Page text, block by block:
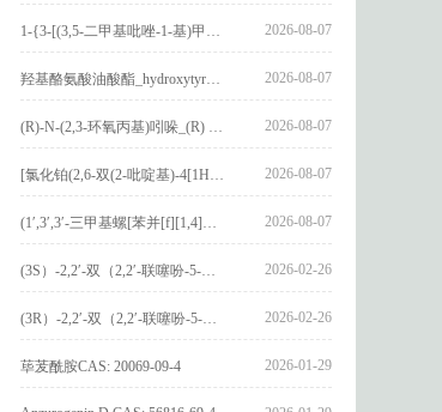
2026-08-07
2026-08-07
2026-08-07
2026-08-07
2026-08-07
2026-02-26
2026-02-26
荜茇酰胺CAS: 20069-09-4 2026-01-29